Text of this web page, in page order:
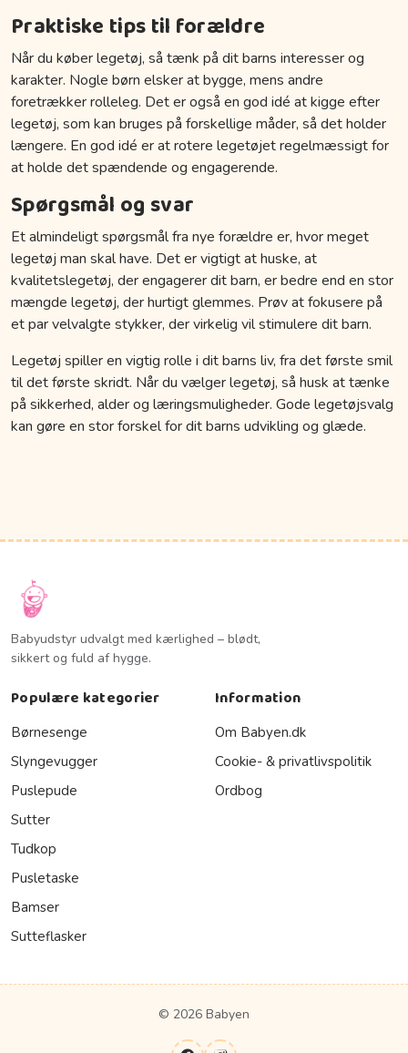
Praktiske tips til forældre
Når du køber legetøj, så tænk på dit barns interesser og
karakter. Nogle børn elsker at bygge, mens andre
foretrækker rolleleg. Det er også en god idé at kigge efter
legetøj, som kan bruges på forskellige måder, så det holder
længere. En god idé er at rotere legetøjet regelmæssigt for
at holde det spændende og engagerende.
Spørgsmål og svar
Et almindeligt spørgsmål fra nye forældre er, hvor meget
legetøj man skal have. Det er vigtigt at huske, at
kvalitetslegetøj, der engagerer dit barn, er bedre end en stor
mængde legetøj, der hurtigt glemmes. Prøv at fokusere på
et par velvalgte stykker, der virkelig vil stimulere dit barn.
Legetøj spiller en vigtig rolle i dit barns liv, fra det første smil
til det første skridt. Når du vælger legetøj, så husk at tænke
på sikkerhed, alder og læringsmuligheder. Gode legetøjsvalg
kan gøre en stor forskel for dit barns udvikling og glæde.
Babyudstyr udvalgt med kærlighed – blødt,
sikkert og fuld af hygge.
Populære kategorier
Børnesenge
Slyngevugger
Puslepude
Sutter
Tudkop
Pusletaske
Bamser
Sutteflasker
Information
Om Babyen.dk
Cookie- & privatlivspolitik
Ordbog
© 2026 Babyen